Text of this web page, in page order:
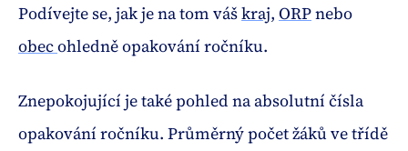
Podívejte se, jak je na tom váškraj, ORPnebo
obecohledně opakování ročníku.
Znepokojující je také pohled na absolutní čísla
opakování ročníku. Průměrný počet žáků ve třídě